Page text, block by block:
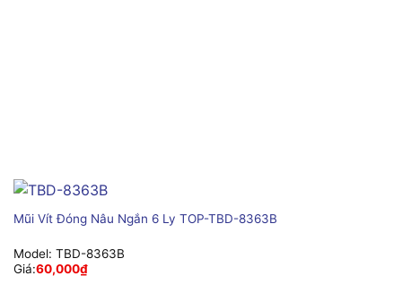
Mũi Vít Đóng Nâu Ngắn 6 Ly TOP-TBD-8363B
Model: TBD-8363B
Giá:60,000₫